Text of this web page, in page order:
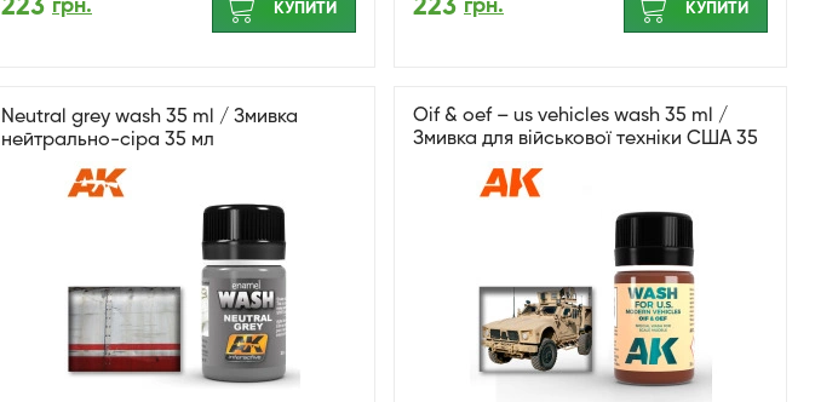
223 грн. КУПИТИ 223 грн. КУПИТИ
Neutral grey wash 35 ml / Змивка
нейтрально-сіра 35 мл
Oif & oef – us vehicles wash 35 ml /
Змивка для військової техніки США 35